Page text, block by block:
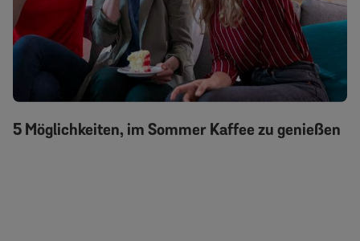
5 Möglichkeiten, im Sommer Kaffee zu genießen